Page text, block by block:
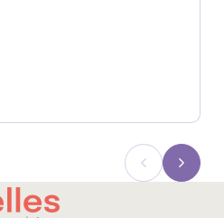
tous égaux face au cancer ?
Précédent